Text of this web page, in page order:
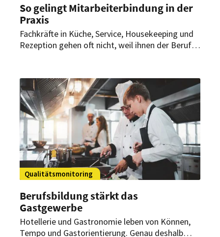
So gelingt Mitarbeiterbindung in der
Praxis
Fachkräfte in Küche, Service, Housekeeping und
Rezeption gehen oft nicht, weil ihnen der Beruf
zermürben. Für Hotels und Restaurants liegt
genau darin der entscheidende Hebel für bessere
Mitarbeiterbindung.
Qualitätsmonitoring
Berufsbildung stärkt das
Gastgewerbe
Hotellerie und Gastronomie leben von Können,
Tempo und Gastorientierung. Genau deshalb